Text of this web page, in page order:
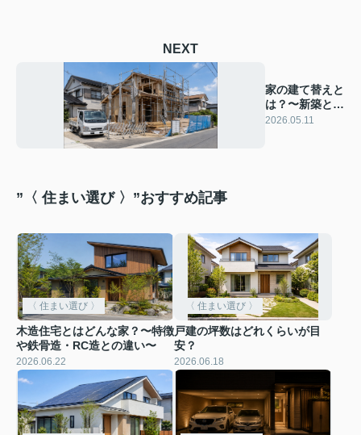
NEXT
家の建て替えと
は？〜新築との
違い・費用相場
2026.05.11
”〈 住まい選び 〉”おすすめ記事
〈 住まい選び 〉
木造住宅とはどんな家？〜特徴
や鉄骨造・RC造との違い〜
2026.06.22
〈 住まい選び 〉
戸建の坪数はどれくらいが目
安？
2026.06.18